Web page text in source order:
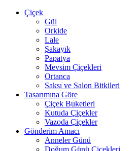
Çiçek
Gül
Orkide
Lale
Şakayık
Papatya
Mevsim Çiçekleri
Ortanca
Saksı ve Salon Bitkileri
Tasarımına Göre
Çiçek Buketleri
Kutuda Çiçekler
Vazoda Çiçekler
Gönderim Amacı
Anneler Günü
Doğum Günü Çiçekleri